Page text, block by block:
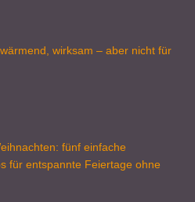
wirksam – aber nicht für
fünf einfache
für entspannte Feiertage ohne